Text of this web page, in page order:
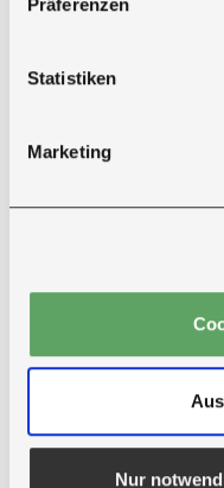
Statistiken
Marketing
Nur
Zahlung
Für Ihre Bestellung
●Vorkasse
●Barzahlung bei
Bei Zahlung per